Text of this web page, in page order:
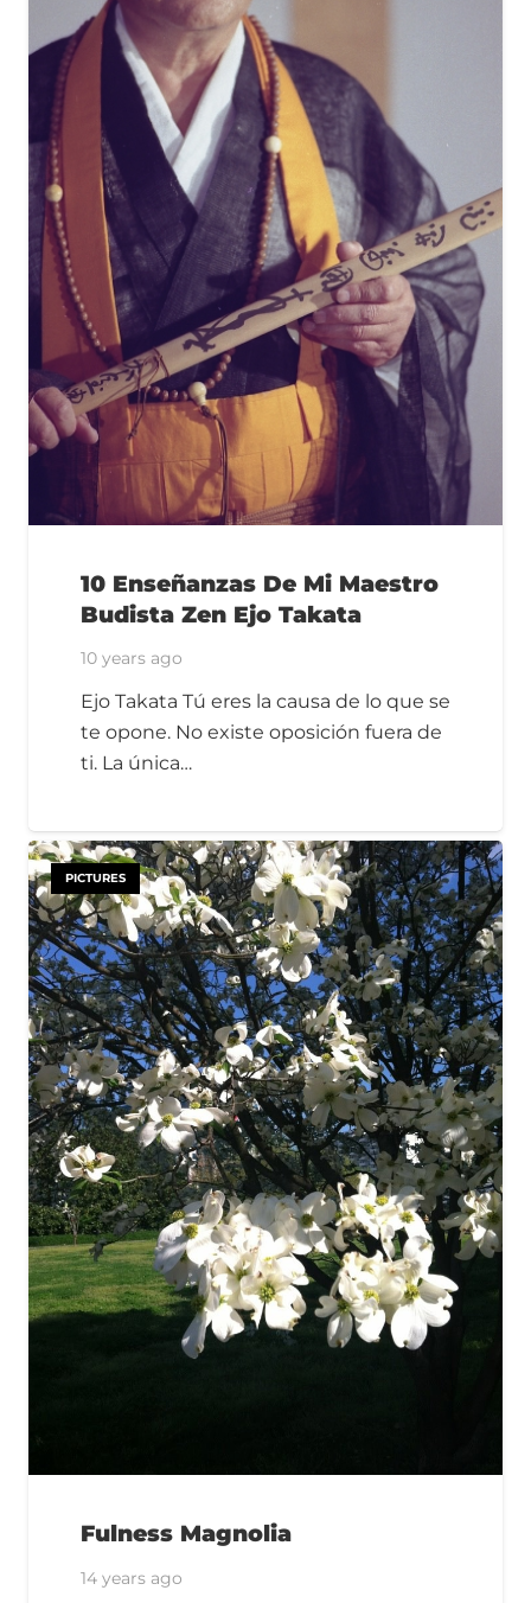
10 Enseñanzas De Mi Maestro
Budista Zen Ejo Takata
10 years ago
Ejo Takata Tú eres la causa de lo que se
te opone. No existe oposición fuera de
ti. La única…
PICTURES
Fulness Magnolia
14 years ago